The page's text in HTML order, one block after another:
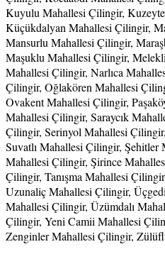
Kuyulu Mahallesi Çilingir,
Küçükdalyan Mahallesi Çilingir,
Mansurlu Mahallesi Çilingir,
Maşuklu Mahallesi Çilingir,
Mahallesi Çilingir, Narlıca
Çilingir, Oğlakören Mahallesi
Ovakent Mahallesi Çilingir,
Mahallesi Çilingir, Saraycık
Çilingir, Serinyol Mahallesi
Suvatlı Mahallesi Çilingir,
Mahallesi Çilingir, Şirince
Çilingir, Tanışma Mahallesi
Uzunaliç Mahallesi Çilingir,
Mahallesi Çilingir, Üzümdalı
Çilingir, Yeni Camii Mahallesi
Zenginler Mahallesi Çilingir,